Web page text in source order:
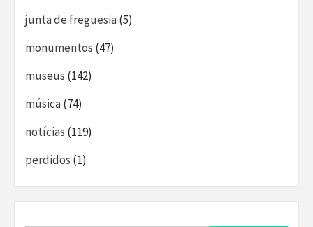
junta de freguesia(5)
monumentos (47)
museus (142)
música(74)
notícias (119)
perdidos (1)